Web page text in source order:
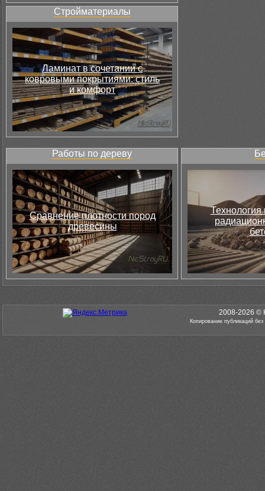
Стройматериалы
Ламинат в сочетании с
ковровыми покрытиями: стиль
и комфорт
Работы по дереву
Сравнение плотности пород
древесины
Технология
2008-2026 ©
Копирование публикаций